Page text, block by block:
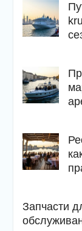
Запчасти